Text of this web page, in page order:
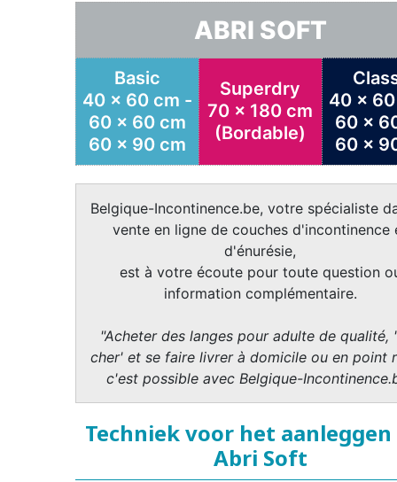
ABRI SOFT
Basic
40 x 60 cm -
60 x 60 cm
60 x 90 cm
Superdry
70 x 180 cm
(Bordable)
40 x
60 x
60 x
Belgique-Incontinence.be, votre spécialiste
vente en ligne de couches d'incontinence
d'énurésie,
est à votre écoute pour toute question
information complémentaire.
"Acheter des langes pour adulte de qualité,
cher' et se faire livrer à domicile ou en point
c'est possible avec Belgique-
Techniek voor het aanleggen
Abri Soft